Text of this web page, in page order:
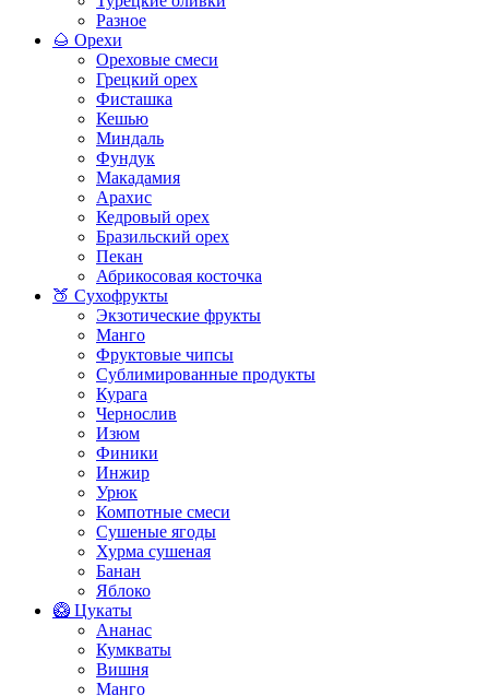
Разное
🌰 Орехи
Ореховые смеси
Грецкий орех
Фисташка
Кешью
Миндаль
Фундук
Макадамия
Арахис
Кедровый орех
Бразильский орех
Пекан
Абрикосовая косточка
🍑 Сухофрукты
Экзотические фрукты
Манго
Фруктовые чипсы
Сублимированные продукты
Курага
Чернослив
Изюм
Финики
Инжир
Урюк
Компотные смеси
Сушеные ягоды
Хурма сушеная
Банан
Яблоко
🥝 Цукаты
Ананас
Кумкваты
Вишня
Манго